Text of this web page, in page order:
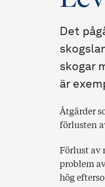
Det
skogar
är
Åtgärder
förlusten
Förlust av
problem
hög